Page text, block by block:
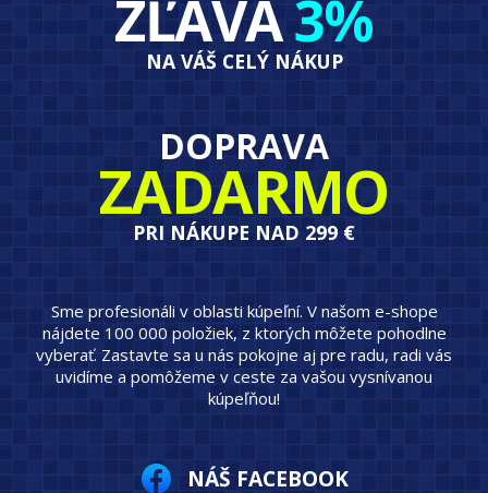
ZĽAVA3%
NA VÁŠ CELÝ NÁKUP
DOPRAVA
ZADARMO
PRI NÁKUPE NAD 299 €
Sme profesionáli v oblasti kúpeľní. V našom e-shope
nájdete 100 000 položiek, z ktorých môžete pohodlne
vyberať. Zastavte sa u nás pokojne aj pre radu, radi vás
uvidíme a pomôžeme v ceste za vašou vysnívanou
kúpeľňou!
NÁŠ FACEBOOK